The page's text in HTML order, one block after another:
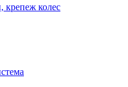
колес